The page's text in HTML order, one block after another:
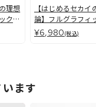
理想
クT
ヴ
【はじめるセカイ
論】フルグラフィ
シャツ 最上 ヒナ
¥6,980(税込)
ます